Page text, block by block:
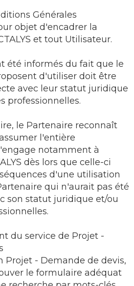
Générales
objet d'encadrer la
et tout Utilisateur.
été informés du fait que le
d'utiliser doit être
avec leur statut juridique
professionnelles.
le Partenaire reconnaît
l'entière
notamment à
dès lors que celle-ci
d'une utilisation
qui n'aurait pas été
son statut juridique et/ou
du service de Projet -
Projet - Demande de devis,
le formulaire adéquat